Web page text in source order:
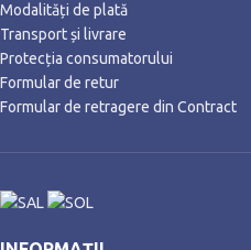
Modalități de plată
Transport și livrare
Protecția consumatorului
Formular de retur
Formular de retragere din Contract